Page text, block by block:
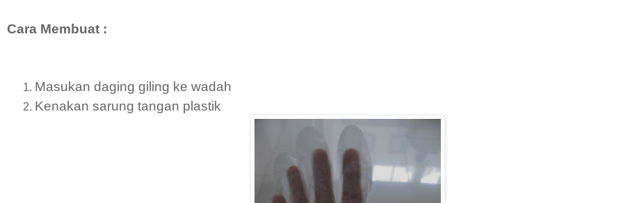
Cara Membuat :
Masukan daging giling ke wadah
Kenakan sarung tangan plastik